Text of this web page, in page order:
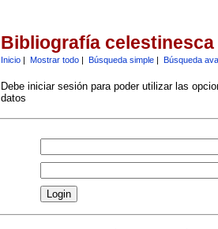
Bibliografía celestinesca
Inicio| Mostrar todo| Búsqueda simple| Búsqueda
Debe iniciar sesión para poder utilizar las
datos